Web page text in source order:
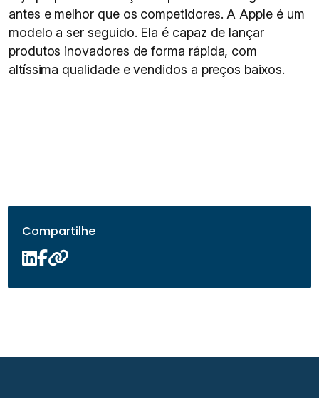
antes e melhor que os competidores. A Apple é um
modelo a ser seguido. Ela é capaz de lançar
produtos inovadores de forma rápida, com
altíssima qualidade e vendidos a preços baixos.
Compartilhe